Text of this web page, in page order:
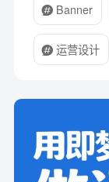
Banner
运营设计